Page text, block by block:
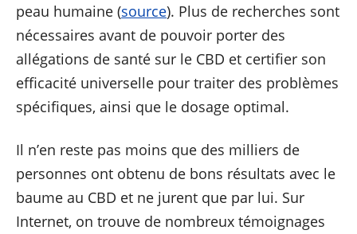
peau humaine (source). Plus de recherches sont
nécessaires avant de pouvoir porter des
allégations de santé sur le CBD et certifier son
efficacité universelle pour traiter des problèmes
spécifiques, ainsi que le dosage optimal.
Il n’en reste pas moins que des milliers de
personnes ont obtenu de bons résultats avec le
baume au CBD et ne jurent que par lui. Sur
Internet, on trouve de nombreux témoignages